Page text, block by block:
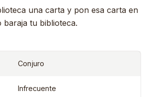
una carta y pon esa carta en
baraja tu biblioteca.
Conjuro
Infrecuente